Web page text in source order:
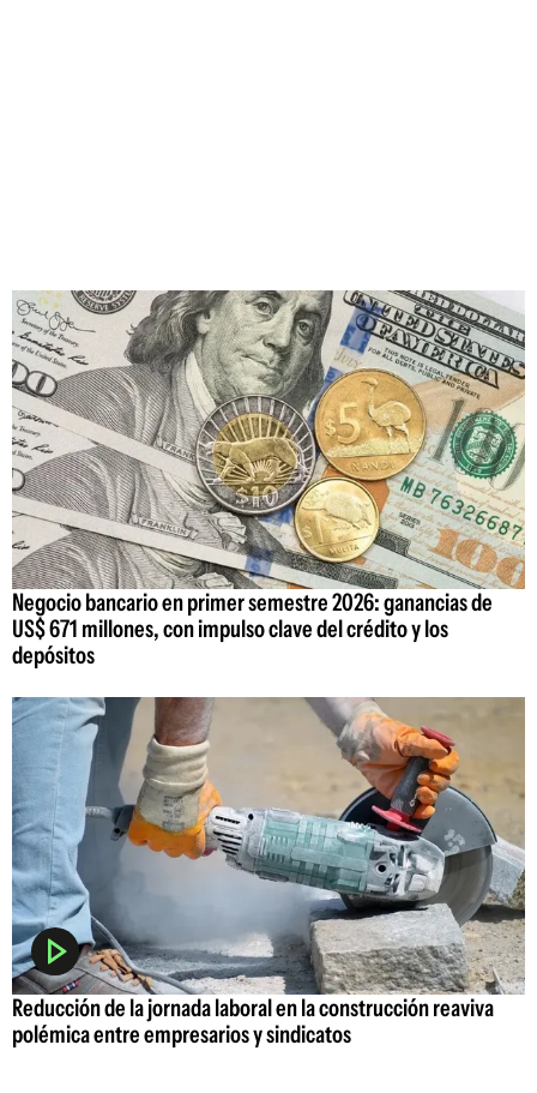
Negocio bancario en primer semestre 2026: ganancias de
US$ 671 millones, con impulso clave del crédito y los
depósitos
Reducción de la jornada laboral en la construcción reaviva
polémica entre empresarios y sindicatos